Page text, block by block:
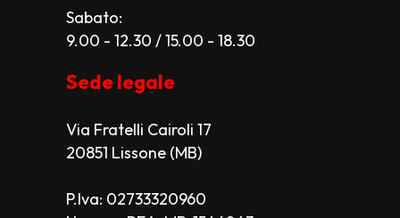
Sabato:
9.00 - 12.30 / 15.00 - 18.30
Sede legale
Via Fratelli Cairoli 17
20851 Lissone (MB)
P.Iva: 02733320960